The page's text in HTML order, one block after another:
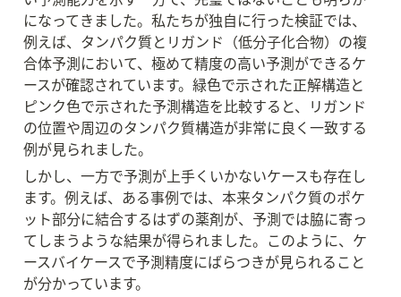
になってきました。私たちが独自に行った検証では、
例えば、タンパク質とリガンド（低分子化合物）の複
合体予測において、極めて精度の高い予測ができるケ
ースが確認されています。緑色で示された正解構造と
ピンク色で示された予測構造を比較すると、リガンド
の位置や周辺のタンパク質構造が非常に良く一致する
例が見られました。
しかし、一方で予測が上手くいかないケースも存在し
ます。例えば、ある事例では、本来タンパク質のポケ
ット部分に結合するはずの薬剤が、予測では脇に寄っ
てしまうような結果が得られました。このように、ケ
ースバイケースで予測精度にばらつきが見られること
が分かっています。